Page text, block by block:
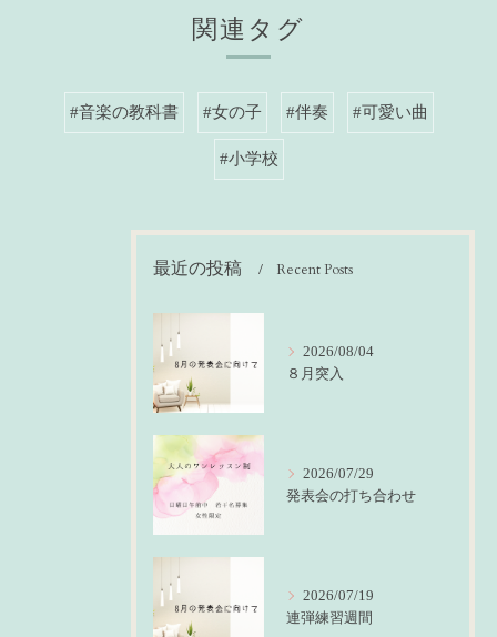
関連タグ
#音楽の教科書 #女の子 #伴奏 #可愛い曲
#小学校
最近の投稿 Recent Posts
2026/08/04
８月突入
2026/07/29
発表会の打ち合わせ
2026/07/19
連弾練習週間